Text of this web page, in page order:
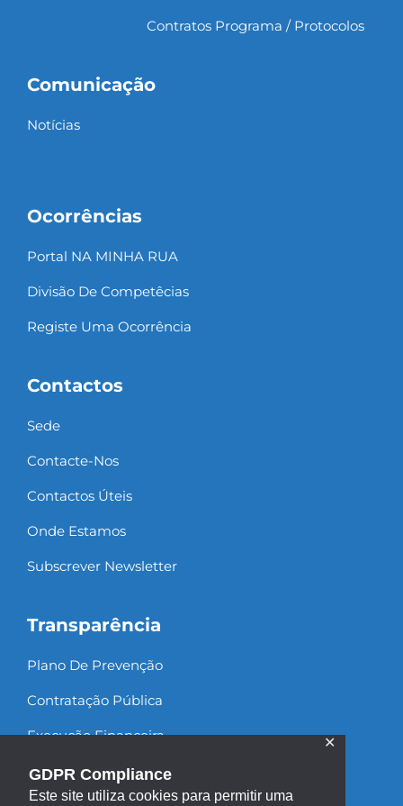
GDPR Compliance
Este site utiliza cookies para permitir uma
✕
Contratos Programa / Protocolos
Comunicação
Notícias
Ocorrências
Portal NA MINHA RUA
Divisão De Competêcias
Registe Uma Ocorrência
Contactos
Sede
Contacte-Nos
Contactos Úteis
Onde Estamos
Subscrever Newsletter
Transparência
Plano De Prevenção
Contratação Pública
Execução Financeira
Recursos Humanos